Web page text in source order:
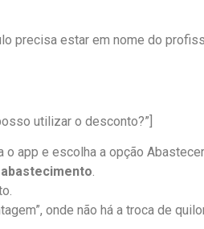
precisa estar em nome do
utilizar o desconto?”]
o app e escolha a opção
abastecimento.
onde não há a troca de